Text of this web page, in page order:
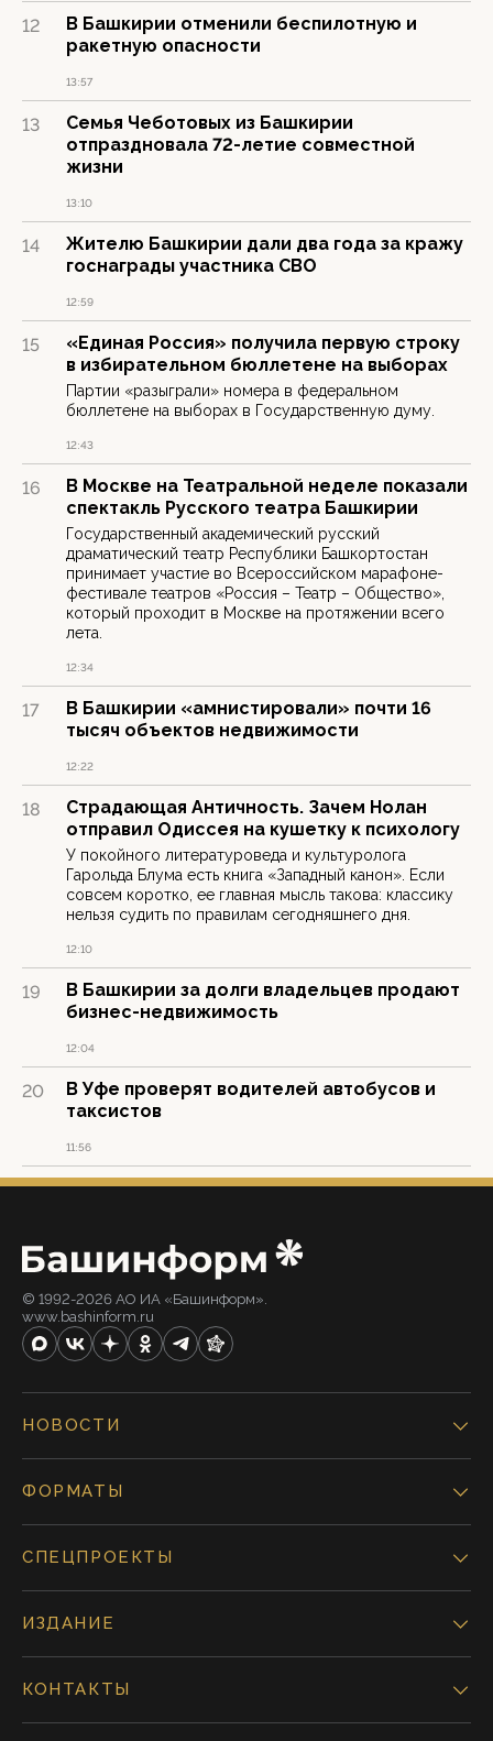
12
В Башкирии отменили беспилотную и
ракетную опасности
13:57
13
Семья Чеботовых из Башкирии
отпраздновала 72-летие совместной
жизни
13:10
14
Жителю Башкирии дали два года за кражу
госнаграды участника СВО
12:59
15
«Единая Россия» получила первую строку
в избирательном бюллетене на выборах
Партии «разыграли» номера в федеральном
бюллетене на выборах в Государственную думу.
12:43
16
В Москве на Театральной неделе показали
спектакль Русского театра Башкирии
Государственный академический русский
драматический театр Республики Башкортостан
принимает участие во Всероссийском марафоне-
фестивале театров «Россия – Театр – Общество»,
который проходит в Москве на протяжении всего
лета.
12:34
17
В Башкирии «амнистировали» почти 16
тысяч объектов недвижимости
12:22
18
Страдающая Античность. Зачем Нолан
отправил Одиссея на кушетку к психологу
У покойного литературоведа и культуролога
Гарольда Блума есть книга «Западный канон». Если
совсем коротко, ее главная мысль такова: классику
нельзя судить по правилам сегодняшнего дня.
12:10
19
В Башкирии за долги владельцев продают
бизнес-недвижимость
12:04
20
В Уфе проверят водителей автобусов и
таксистов
11:56
© 1992-2026 АО ИА «Башинформ».
www.bashinform.ru
НОВОСТИ
ФОРМАТЫ
СПЕЦПРОЕКТЫ
ИЗДАНИЕ
КОНТАКТЫ